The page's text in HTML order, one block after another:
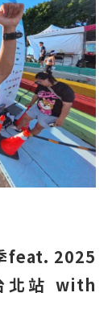
feat. 2025
北站 with